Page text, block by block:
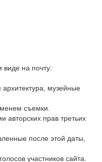
виде на почту:
музейные
съемки.
авторских прав третьих
после этой даты,
участников сайта.